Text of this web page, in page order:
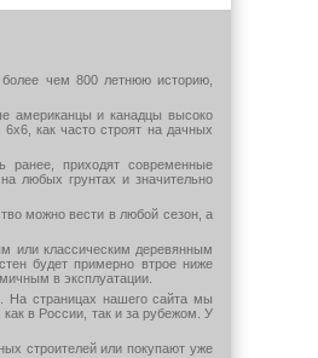
чем 800 летнюю историю,
американцы и канадцы высоко
как часто строят на дачных
ранее, приходят современные
любых грунтах и значительно
можно вести в любой сезон, а
или классическим деревянным
будет примерно втрое ниже
в эксплуатации.
На страницах нашего сайта мы
в России, так и за рубежом. У
строителей или покупают уже